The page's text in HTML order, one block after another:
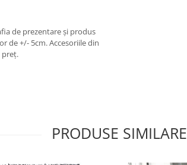
de prezentare și produs
de +/- 5cm. Accesoriile din
preț.
PRODUSE SIMILARE